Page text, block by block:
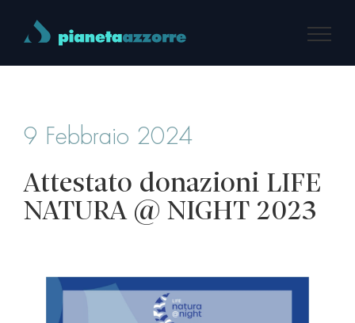
9 Febbraio 2024
Attestato donazioni LIFE
NATURA @ NIGHT 2023
Ingrandisci